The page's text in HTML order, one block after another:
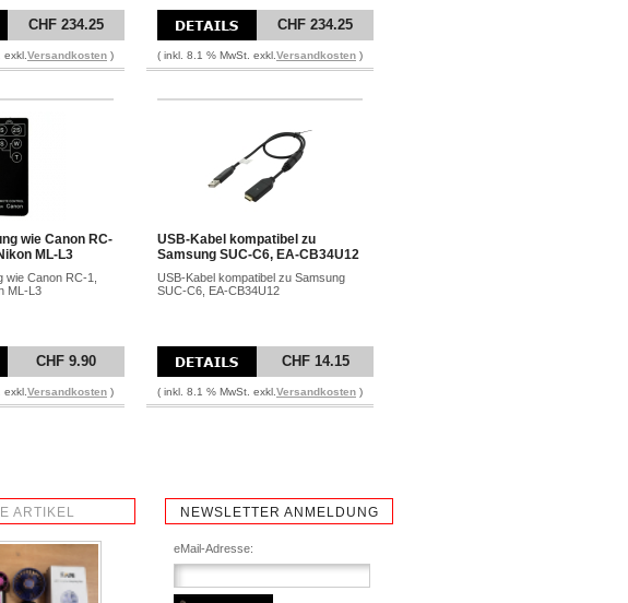
CHF 234.25
Versandkosten )
CHF 234.25
( inkl. 8.1 % MwSt. exkl. Versandkosten )
wie Canon RC-
ML-L3
wie Canon RC-1,
ML-L3
CHF 9.90
Versandkosten )
USB-Kabel kompatibel zu
Samsung SUC-C6, EA-CB34U12
USB-Kabel kompatibel zu Samsung
SUC-C6, EA-CB34U12
CHF 14.15
( inkl. 8.1 % MwSt. exkl. Versandkosten )
ARTIKEL NEWSLETTER ANMELDUNG
eMail-Adresse: